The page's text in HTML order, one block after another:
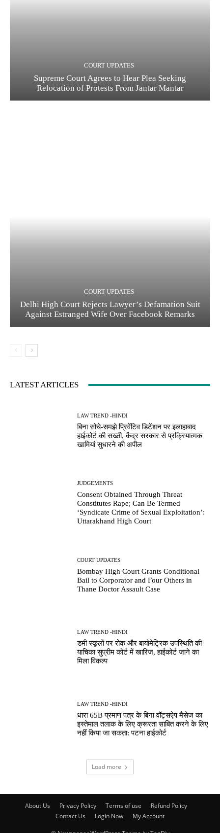
COURT UPDATES
Supreme Court Agrees to Hear Plea Seeking
Relocation of Protests From Jantar Mantar
COURT UPDATES
Delhi High Court Rejects Lawyer’s Defamation Suit
Against Estranged Wife Over Facebook Remarks
LATEST ARTICLES
LAW TREND -HINDI
बिना सोचे-समझे प्रिवेंटिव डिटेंशन पर इलाहाबाद
हाईकोर्ट की सख्ती, केंद्र सरकार से प्रक्रियात्मक
खामियां सुधारने की अपील
JUDGEMENTS
Consent Obtained Through Threat
Constitutes Rape; Can Be Termed
‘Syndicate Crime of Sexual Exploitation’:
Uttarakhand High Court
COURT UPDATES
Bombay High Court Grants Conditional
Bail to Corporator and Four Others in
Thane Doctor Assault Case
LAW TREND -HINDI
डमी स्कूलों पर रोक और बायोमेट्रिक उपस्थिति की
याचिका सुप्रीम कोर्ट में खारिज, हाईकोर्ट जाने का
मिला विकल्प
LAW TREND -HINDI
धारा 65B प्रमाण पत्र के बिना वॉट्सऐप मैसेज का
इस्तेमाल तलाक के लिए क्रूरता साबित करने के लिए
नहीं किया जा सकता: पटना हाईकोर्ट
Load more
About Us Privacy Policy Terms of use
Refund Policy
Contact Us
Login Now My Account